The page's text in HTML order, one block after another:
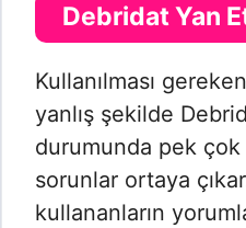
Debridat Yan
Kullanılması
yanlış şekilde
durumunda pek
sorunlar ortaya
kullananların